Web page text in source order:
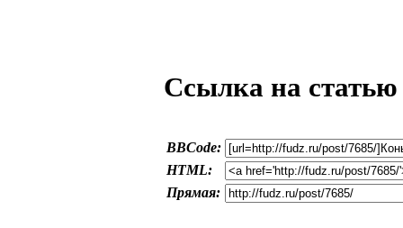
Ссылка на
BBCode:
HTML:
Прямая: